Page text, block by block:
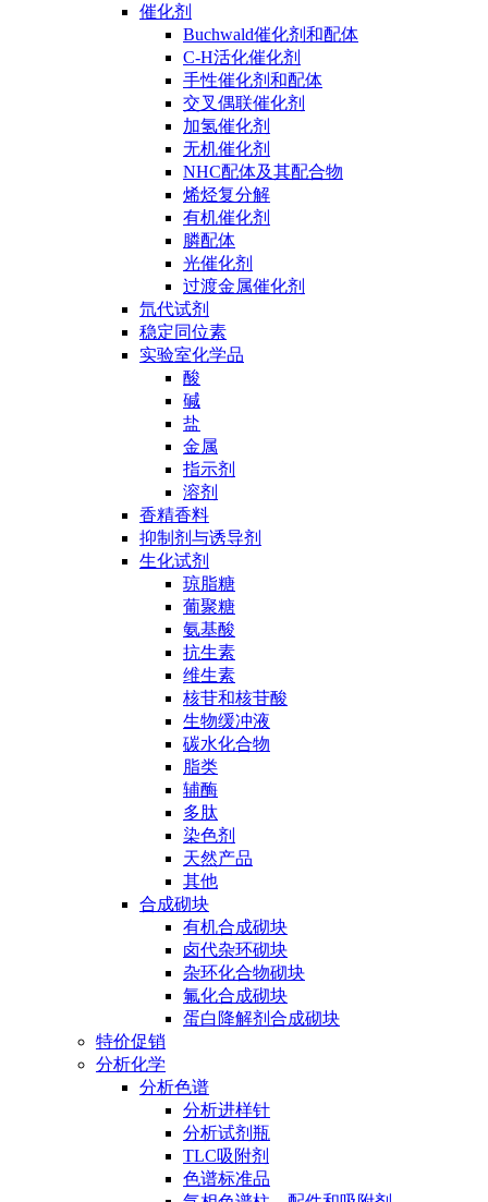
催化剂
Buchwald催化剂和配体
C-H活化催化剂
手性催化剂和配体
交叉偶联催化剂
加氢催化剂
无机催化剂
NHC配体及其配合物
烯烃复分解
有机催化剂
膦配体
光催化剂
过渡金属催化剂
氘代试剂
稳定同位素
实验室化学品
酸
碱
盐
金属
指示剂
溶剂
香精香料
抑制剂与诱导剂
生化试剂
琼脂糖
葡聚糖
氨基酸
抗生素
维生素
核苷和核苷酸
生物缓冲液
碳水化合物
脂类
辅酶
多肽
染色剂
天然产品
其他
合成砌块
有机合成砌块
卤代杂环砌块
杂环化合物砌块
氟化合成砌块
蛋白降解剂合成砌块
特价促销
分析化学
分析色谱
分析进样针
分析试剂瓶
TLC吸附剂
色谱标准品